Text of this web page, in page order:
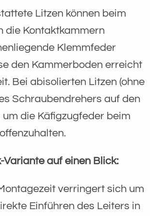
Litzen können beim
die Kontaktkammern
Klemmfeder
den Kammerboden erreicht
Bei abisolierten Litzen (ohne
Schraubendrehers auf den
die Käfigzugfeder beim
Variante auf einen Blick:
verringert sich um
Einführen des Leiters in